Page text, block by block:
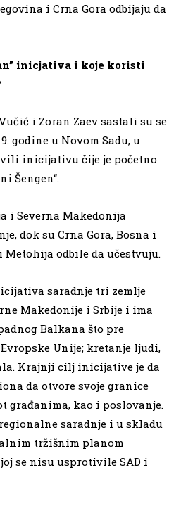
i Crna Gora odbijaju da
inicjativa i koje koristi
i Zoran Zaev sastali su se
godine u Novom Sadu, u
inicijativu čije je početno
Šengen“.
i Severna Makedonija
dok su Crna Gora, Bosna i
Metohija odbile da učestvuju.
saradnje tri zemlje
Makedonije i Srbije i ima
Balkana što pre
Unije; kretanje ljudi,
Krajnji cilj inicijative je da
da otvore svoje granice
građanima, kao i poslovanje.
saradnje i u skladu
tržišnim planom
se nisu usprotivile SAD i